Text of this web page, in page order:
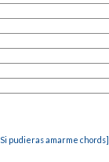
pudieras amarme chords]